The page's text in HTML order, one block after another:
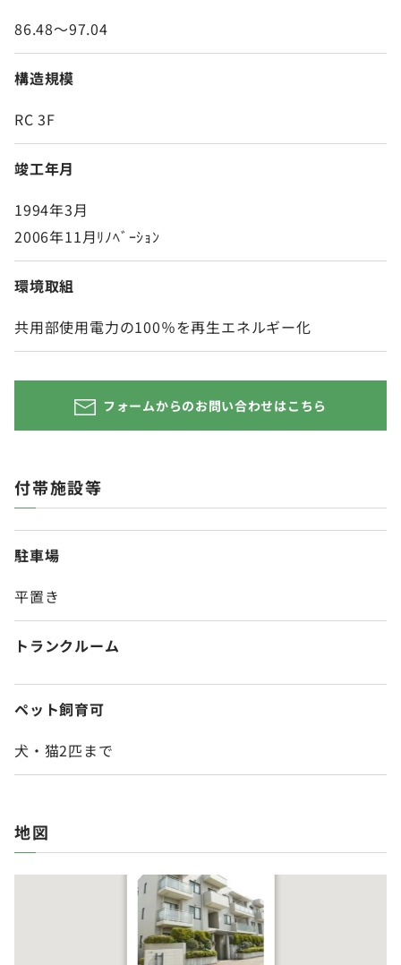
86.48～97.04
構造規模
RC 3F
竣工年月
1994年3月
2006年11月ﾘﾉﾍﾞｰｼｮﾝ
環境取組
共用部使用電力の100％を再生エネルギー化
フォームからのお問い合わせはこちら
付帯施設等
駐車場
平置き
トランクルーム
ペット飼育可
犬・猫2匹まで
地図